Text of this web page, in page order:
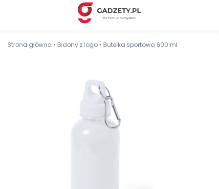
Strona główna • Bidony z logo • Butelka sportowa 600 ml